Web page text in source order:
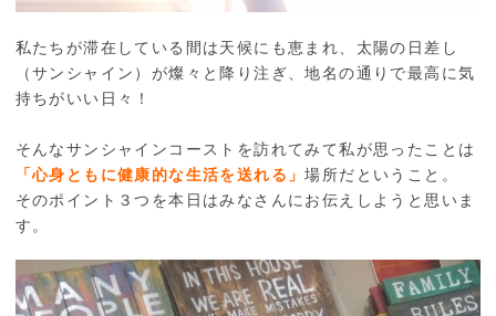
私たちが滞在している間は天候にも恵まれ、太陽の日差し
（サンシャイン）が燦々と降り注ぎ、地名の通りで最高に気
持ちがいい日々！
そんなサンシャインコーストを訪れてみて私が思ったことは
「心身ともに健康的な生活を送れる」場所だということ。
そのポイント３つを本日はみなさんにお伝えしようと思いま
す。